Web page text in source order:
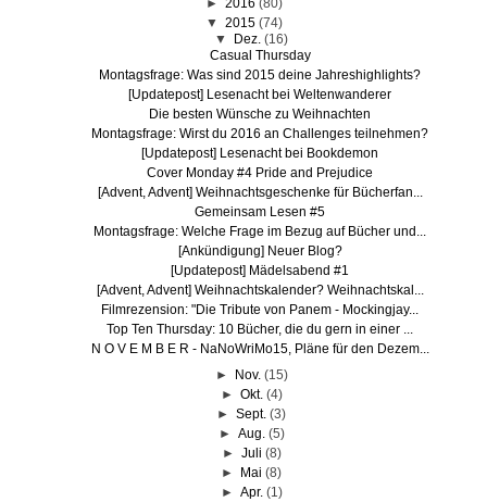
► 2016 (80)
▼ 2015 (74)
▼
Dez. (16)
Casual Thursday
Montagsfrage: Was sind 2015 deine Jahreshighlights?
[Updatepost] Lesenacht bei Weltenwanderer
Die besten Wünsche zu Weihnachten
Montagsfrage: Wirst du 2016 an Challenges teilnehmen?
[Updatepost] Lesenacht bei Bookdemon
Cover Monday #4 Pride and Prejudice
[Advent, Advent] Weihnachtsgeschenke für Bücherfan...
Gemeinsam Lesen #5
Montagsfrage: Welche Frage im Bezug auf Bücher und...
[Ankündigung] Neuer Blog?
[Updatepost] Mädelsabend #1
[Advent, Advent] Weihnachtskalender? Weihnachtskal...
Filmrezension: "Die Tribute von Panem - Mockingjay...
Top Ten Thursday: 10 Bücher, die du gern in einer ...
N O V E M B E R - NaNoWriMo15, Pläne für den Dezem...
►
Nov. (15)
► Okt. (4)
►Sept. (3)
► Aug. (5)
► Juli (8)
►
Mai (8)
► Apr. (1)